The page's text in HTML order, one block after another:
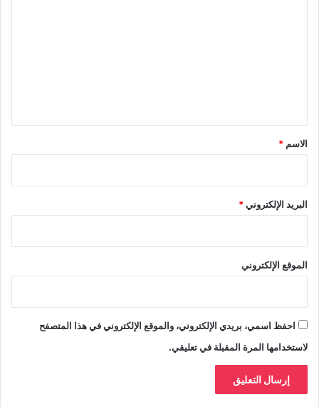
*
الاسم *
البريد الإلكتروني*
الموقع الإلكتروني
احفظ اسمي، بريدي الإلكتروني، والموقع الإلكتروني في هذا المتصفح
لاستخدامها المرة المقبلة في تعليقي.